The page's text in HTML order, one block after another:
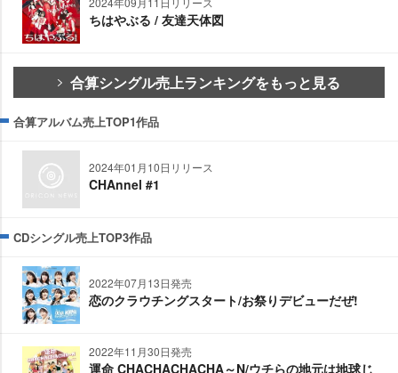
ちはやぶる / 友達天体図
合算シングル売上ランキングをもっと見る
合算アルバム売上TOP1作品
2024年01月10日リリース
CHAnnel #1
CDシングル売上TOP3作品
2022年07月13日発売
恋のクラウチングスタート/お祭りデビューだぜ!
2022年11月30日発売
運命 CHACHACHACHA～N/ウチらの地元は地球じ